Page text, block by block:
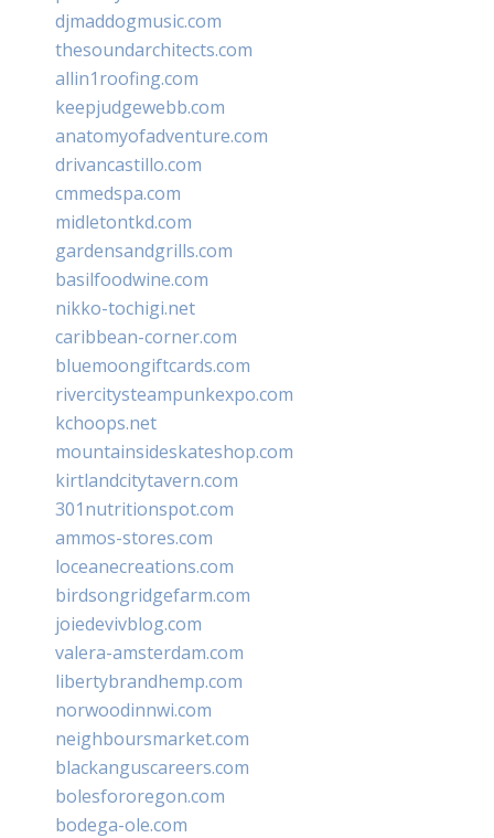
djmaddogmusic.com
thesoundarchitects.com
allin1roofing.com
keepjudgewebb.com
anatomyofadventure.com
drivancastillo.com
cmmedspa.com
midletontkd.com
gardensandgrills.com
basilfoodwine.com
nikko-tochigi.net
caribbean-corner.com
bluemoongiftcards.com
rivercitysteampunkexpo.com
kchoops.net
mountainsideskateshop.com
kirtlandcitytavern.com
301nutritionspot.com
ammos-stores.com
loceanecreations.com
birdsongridgefarm.com
joiedevivblog.com
valera-amsterdam.com
libertybrandhemp.com
norwoodinnwi.com
neighboursmarket.com
blackanguscareers.com
bolesfororegon.com
bodega-ole.com